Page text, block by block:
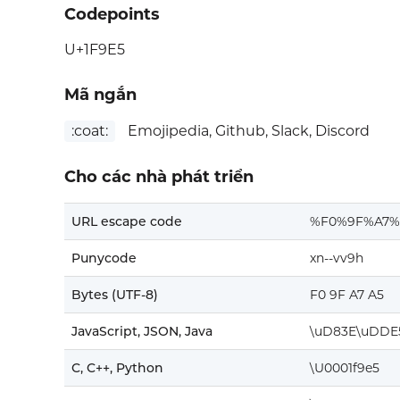
Codepoints
U+1F9E5
Mã ngắn
:coat: Emojipedia, Github, Slack, Discord
Cho các nhà phát triển
URL escape code
Punycode xn--vv9h
Bytes (UTF-8) F0 9F A7 A5
JavaScript, JSON, Java
C, C++, Python \U0001f9e5